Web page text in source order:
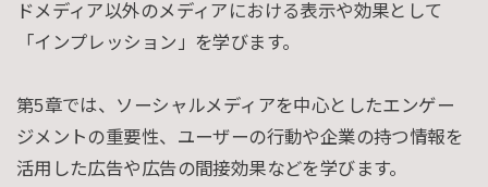
ドメディア以外のメディアにおける表示や効果として
「インプレッション」を学びます。
第5章では、ソーシャルメディアを中心としたエンゲー
ジメントの重要性、ユーザーの行動や企業の持つ情報を
活用した広告や広告の間接効果などを学びます。